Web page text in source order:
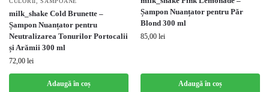
milk_shake Cold Brunette –
Șampon Nuanțator pentru
Neutralizarea Tonurilor Portocalii
și Arămii 300 ml
72,00 lei
Adaugă în coș
Șampon Nuanțator pentru Păr
Blond 300 ml
85,00 lei
Adaugă în coș